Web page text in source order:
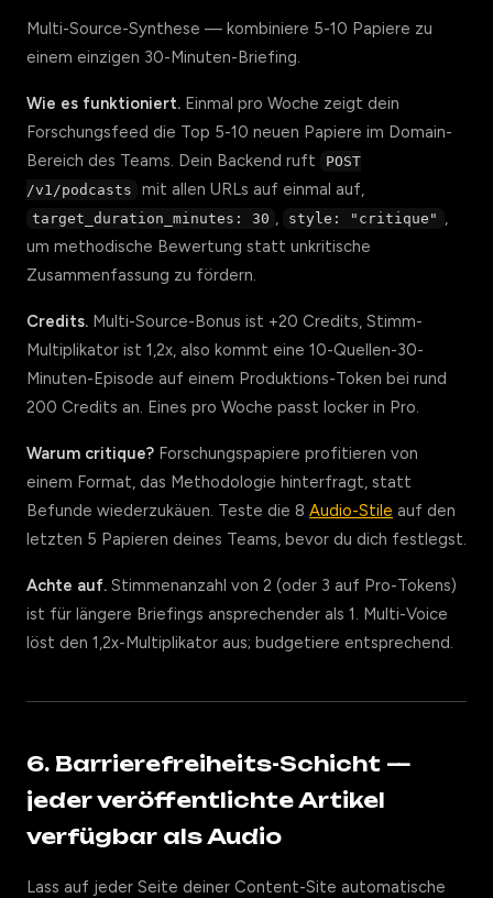
Multi-Source-Synthese — kombiniere 5-10 Papiere zu
einem einzigen 30-Minuten-Briefing.
Wie es funktioniert. Einmal pro Woche zeigt dein
Forschungsfeed die Top 5-10 neuen Papiere im Domain-
Bereich des Teams. Dein Backend ruft
POST
/v1/podcasts
mit allen URLs auf einmal auf,
target_duration_minutes: 30 , style: "critique" ,
um methodische Bewertung statt unkritische
Zusammenfassung zu fördern.
Credits. Multi-Source-Bonus ist +20 Credits, Stimm-
Multiplikator ist 1,2x, also kommt eine 10-Quellen-30-
Minuten-Episode auf einem Produktions-Token bei rund
200 Credits an. Eines pro Woche passt locker in Pro.
Warum critique? Forschungspapiere profitieren von
einem Format, das Methodologie hinterfragt, statt
Befunde wiederzukäuen. Teste die 8 Audio-Stile auf den
letzten 5 Papieren deines Teams, bevor du dich festlegst.
Achte auf. Stimmenanzahl von 2 (oder 3 auf Pro-Tokens)
ist für längere Briefings ansprechender als 1. Multi-Voice
löst den 1,2x-Multiplikator aus; budgetiere entsprechend.
6. Barrierefreiheits-Schicht —
jeder veröffentlichte Artikel
verfügbar als Audio
Lass auf jeder Seite deiner Content-Site automatische